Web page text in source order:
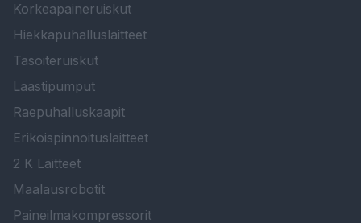
Korkeapaineruiskut
Hiekkapuhalluslaitteet
Tasoiteruiskut
Laastipumput
Raepuhalluskaapit
Erikoispinnoituslaitteet
2 K Laitteet
Maalausrobotit
Paineilmakompressorit